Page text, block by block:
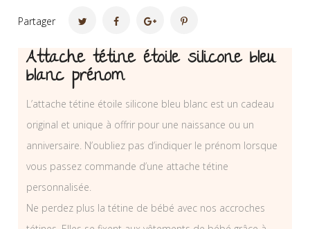
Partager
Attache tétine étoile silicone bleu
blanc prénom
L’attache tétine étoile silicone bleu blanc est un cadeau
original et unique à offrir pour une naissance ou un
anniversaire. N’oubliez pas d’indiquer le prénom lorsque
vous passez commande d’une attache tétine
personnalisée.
Ne perdez plus la tétine de bébé avec nos accroches